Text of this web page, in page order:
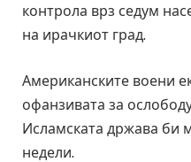
контрола врз седум
на ирачкиот град.
Американските воени
офанзивата за
Исламската држава би
недели.